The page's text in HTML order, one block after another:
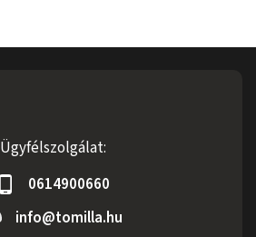
Ügyfélszolgálat:
0614900660
info@tomilla.hu